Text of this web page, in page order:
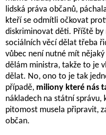
lidská práva občanů,
kteří se odmítli očkovat
diskriminovat děti. Příště
sociálních věcí dělat třeba
vůbec není nutné mít
dělám ministra, takže to je
dělat. No, ono to je tak
případě, miliony které nás
nákladech na státní
pitomost musela připravit,
občan.